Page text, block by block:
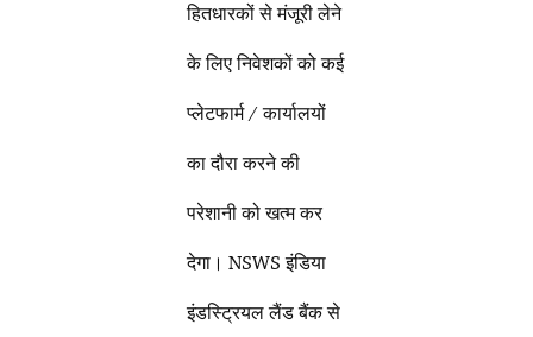
हितधारकों से मंजूरी लेने
के लिए निवेशकों को कई
प्लेटफार्म / कार्यालयों
का दौरा करने की
परेशानी को खत्म कर
देगा। NSWS इंडिया
इंडस्ट्रियल लैंड बैंक से